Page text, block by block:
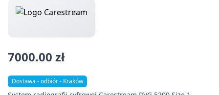
7000.00 zł
Dostawa - odbiór - Kraków